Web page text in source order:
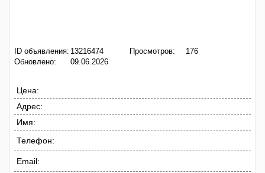
ID объявления: 13216474
Обновлено:
09.06.2026
Просмотров: 176
Цена:
Адрес:
Имя:
Телефон:
Email: